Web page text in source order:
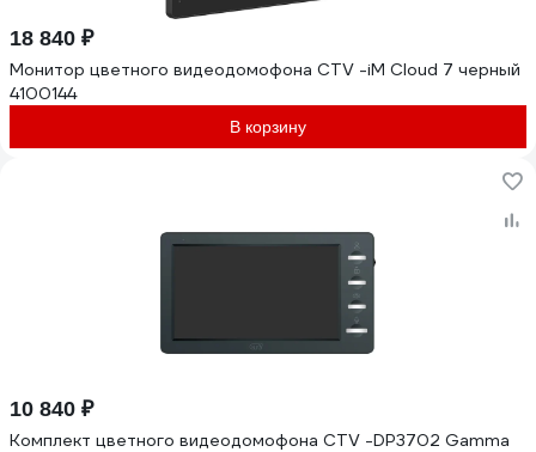
18 840 ₽
Монитор цветного видеодомофона CTV -iM Cloud 7 черный
4100144
В корзину
10 840 ₽
Комплект цветного видеодомофона CTV -DP3702 Gamma